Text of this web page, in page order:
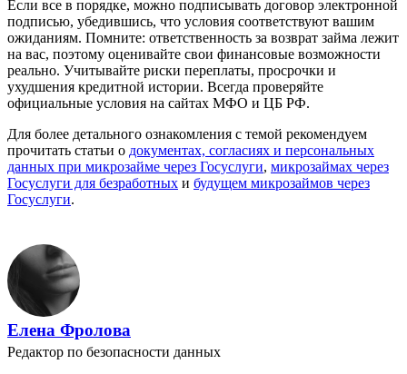
Если все в порядке, можно подписывать договор электронной
подписью, убедившись, что условия соответствуют вашим
ожиданиям. Помните: ответственность за возврат займа лежит
на вас, поэтому оценивайте свои финансовые возможности
реально. Учитывайте риски переплаты, просрочки и
ухудшения кредитной истории. Всегда проверяйте
официальные условия на сайтах МФО и ЦБ РФ.
Для более детального ознакомления с темой рекомендуем
прочитать статьи о документах, согласиях и персональных
данных при микрозайме через Госуслуги, микрозаймах через
Госуслуги для безработных и будущем микрозаймов через
Госуслуги.
Елена Фролова
Редактор по безопасности данных